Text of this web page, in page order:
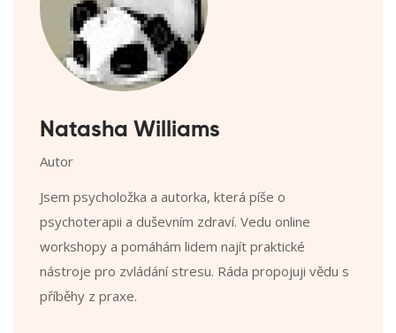
Natasha Williams
Autor
Jsem psycholožka a autorka, která píše o
psychoterapii a duševním zdraví. Vedu online
workshopy a pomáhám lidem najít praktické
nástroje pro zvládání stresu. Ráda propojuji vědu s
příběhy z praxe.